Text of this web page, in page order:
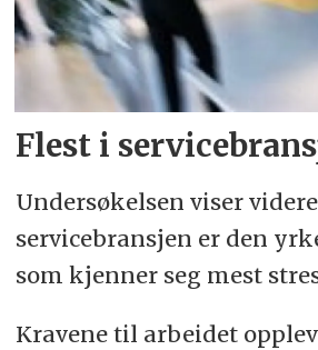
Flest i
Undersøkelsen viser
servicebransjen er den
som kjenner seg mest
Kravene til arbeidet